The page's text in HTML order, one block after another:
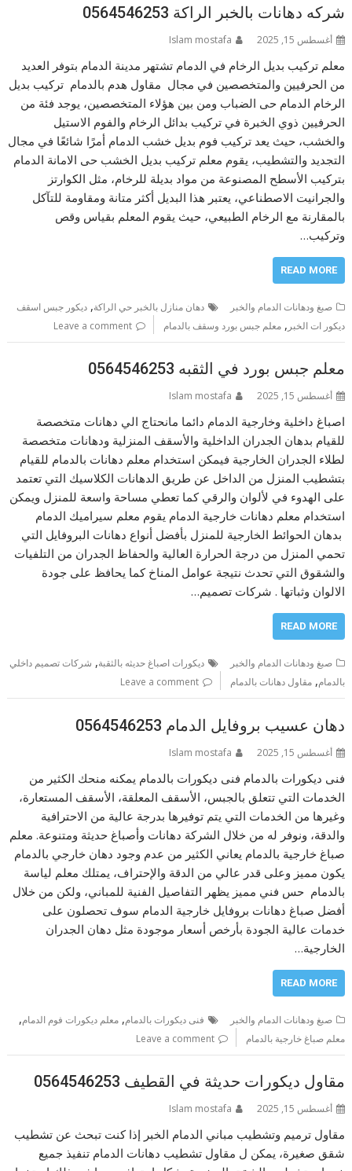
شركه دهانات بالخبر الراكة 0564546253
أغسطس 15, 2025 Islam mostafa
معلم تركيب بديل الرخام في الدمام تشتهر مدينة الدمام بتوفر العديد
من الحرفيين والمتخصصين في مجال مقاول هدم بالدمام تركيب بديل
الرخام الدمام حى الضباب ومن بين هؤلاء المتخصصين، يوجد فئة من
الحرفيين ذوي الخبرة في تركيب بدائل الرخام والفوم الاستيل
والخشب، حيث يعد تركيب فوم بديل خشب الدمام أمرًا شائعًا في مجال
التجديد والتشطيب، يقوم معلم تركيب بديل الخشب حى الامانة الدمام
بتركيب الأسطح المصنوعة من مواد بديلة للرخام، مثل الكوارتز
والجرانيت الاصطناعي، يعتبر هذا البديل أكثر متانة ومقاومة للتآكل
بالمقارنة مع الرخام الطبيعي، حيث يقوم المعلم بقياس وقص
وتركيب…
READ MORE
صبغ ودهانات الدمام والخبر دهان منازل بالخبر حي الراكة,ديكور جبس اسقف
ديكور ات الخبر ,معلم جبس بورد وسقف بالدمام Leave a comment
معلم جبس بورد في الثقبه 0564546253
أغسطس 15, 2025 Islam mostafa
اصباغ داخلية وخارجية الدمام دائما مانحتاج الي دهانات متخصصة
للقيام بدهان الجدران الداخلية والأسقف المنزلية ودهانات متخصصة
لطلاء الجدران الخارجية فيمكن استخدام معلم دهانات بالدمام للقيام
بتشطيب المنزل من الداخل عن طريق الدهانات الكلاسيك التي تعتمد
على الهدوء في لألوان والرقي كما تعطي مساحة واسعة للمنزل ويمكن
استخدام معلم دهانات خارجية الدمام يقوم معلم سيراميك الدمام
بدهان الحوائط الخارجية للمنزل بأفضل أنواع دهانات البروفايل التي
تحمي المنزل من درجة الحرارة العالية والحفاظ الجدران من التلفيات
والشقوق التي تحدث نتيجة عوامل المناخ كما يحافظ على جودة
الالوان وثباتها . شركات تصميم…
READ MORE
صبغ ودهانات الدمام والخبر ديكورات اصباغ حديثه بالثقبة, شركات تصميم داخلي
بالدمام,مقاول دهانات بالدمام Leave a comment
دهان عسيب بروفايل الدمام 0564546253
أغسطس 15, 2025 Islam mostafa
فنى ديكورات بالدمام فنى ديكورات بالدمام يمكنه منحك الكثير من
الخدمات التي تتعلق بالجبس، الأسقف المعلقة، الأسقف المستعارة،
وغيرها من الخدمات التي يتم توفيرها بدرجة عالية من الاحترافية
والدقة، ونوفر له من خلال الشركة دهانات وأصباغ حديثة ومتنوعة. معلم
صباغ خارجية بالدمام يعاني الكثير من عدم وجود دهان خارجي بالدمام
يكون مميز وعلى قدر عالي من الدقة والإحتراف، يمتلك معلم لياسة
بالدمام حس فني مميز يظهر التفاصيل الفنية للمباني، ولكن من خلال
أفضل صباغ دهانات بروفايل خارجية الدمام سوف تحصلون على
خدمات عالية الجودة بأرخص أسعار موجودة مثل دهان الجدران
الخارجية…
READ MORE
صبغ ودهانات الدمام والخبر فنى ديكورات بالدمام,معلم ديكورات فوم الدمام,
معلم صباغ خارجية بالدمام Leave a comment
مقاول ديكورات حديثة في القطيف 0564546253
أغسطس 15, 2025 Islam mostafa
مقاول ترميم وتشطيب مباني الدمام الخبر إذا كنت تبحث عن تشطيب
شقق صغيرة، يمكن ل مقاول تشطيب دهانات الدمام تنفيذ جميع